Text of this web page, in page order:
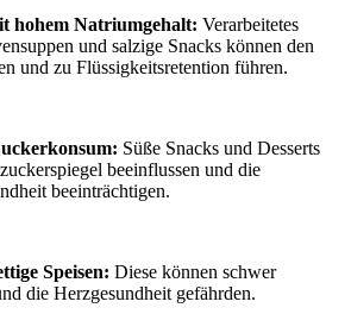
hohem Natriumgehalt: Verarbeitetes
und salzige Snacks können den
und zu Flüssigkeitsretention führen.
Süße Snacks und Desserts
beeinflussen und die
beeinträchtigen.
Speisen: Diese können schwer
die Herzgesundheit gefährden.